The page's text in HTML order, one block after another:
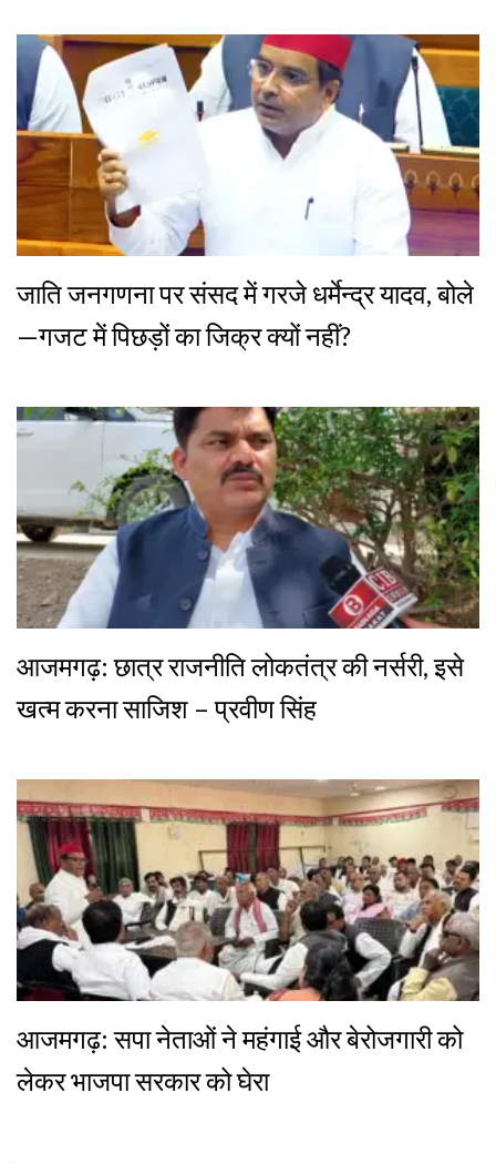
जाति जनगणना पर संसद में गरजे धर्मेन्द्र यादव, बोले
—गजट में पिछड़ों का जिक्र क्यों नहीं?
आजमगढ़: छात्र राजनीति लोकतंत्र की नर्सरी, इसे
खत्म करना साजिश – प्रवीण सिंह
आजमगढ़: सपा नेताओं ने महंगाई और बेरोजगारी को
लेकर भाजपा सरकार को घेरा